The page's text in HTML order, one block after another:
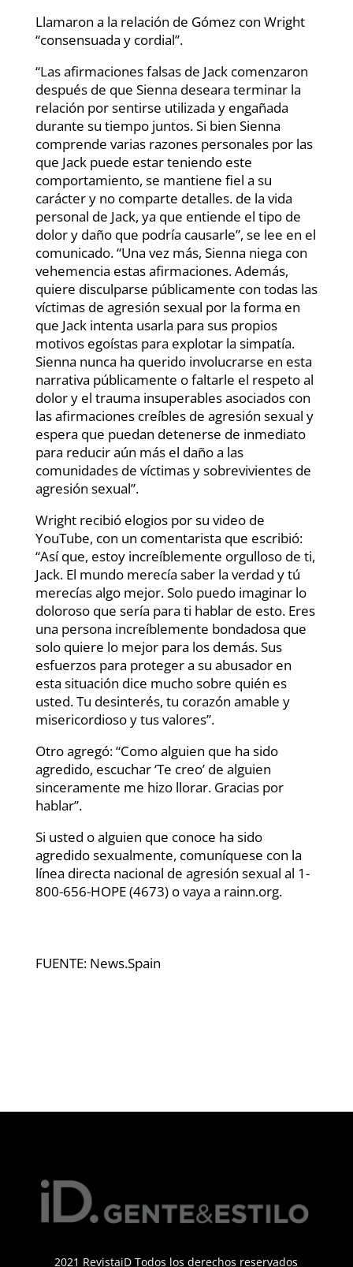
Llamaron a la relación de Gómez con Wright
“consensuada y cordial”.
“Las afirmaciones falsas de Jack comenzaron
después de que Sienna deseara terminar la
relación por sentirse utilizada y engañada
durante su tiempo juntos. Si bien Sienna
comprende varias razones personales por las
que Jack puede estar teniendo este
comportamiento, se mantiene fiel a su
carácter y no comparte detalles. de la vida
personal de Jack, ya que entiende el tipo de
dolor y daño que podría causarle”, se lee en el
comunicado. “Una vez más, Sienna niega con
vehemencia estas afirmaciones. Además,
quiere disculparse públicamente con todas las
víctimas de agresión sexual por la forma en
que Jack intenta usarla para sus propios
motivos egoístas para explotar la simpatía.
Sienna nunca ha querido involucrarse en esta
narrativa públicamente o faltarle el respeto al
dolor y el trauma insuperables asociados con
las afirmaciones creíbles de agresión sexual y
espera que puedan detenerse de inmediato
para reducir aún más el daño a las
comunidades de víctimas y sobrevivientes de
agresión sexual”.
Wright recibió elogios por su video de
YouTube, con un comentarista que escribió:
“Así que, estoy increíblemente orgulloso de ti,
Jack. El mundo merecía saber la verdad y tú
merecías algo mejor. Solo puedo imaginar lo
doloroso que sería para ti hablar de esto. Eres
una persona increíblemente bondadosa que
solo quiere lo mejor para los demás. Sus
esfuerzos para proteger a su abusador en
esta situación dice mucho sobre quién es
usted. Tu desinterés, tu corazón amable y
misericordioso y tus valores”.
Otro agregó: “Como alguien que ha sido
agredido, escuchar ‘Te creo’ de alguien
sinceramente me hizo llorar. Gracias por
hablar”.
Si usted o alguien que conoce ha sido
agredido sexualmente, comuníquese con la
línea directa nacional de agresión sexual al 1-
800-656-HOPE (4673) o vaya a rainn.org.
FUENTE: News.Spain
2021 RevistaiD Todos los derechos reservados